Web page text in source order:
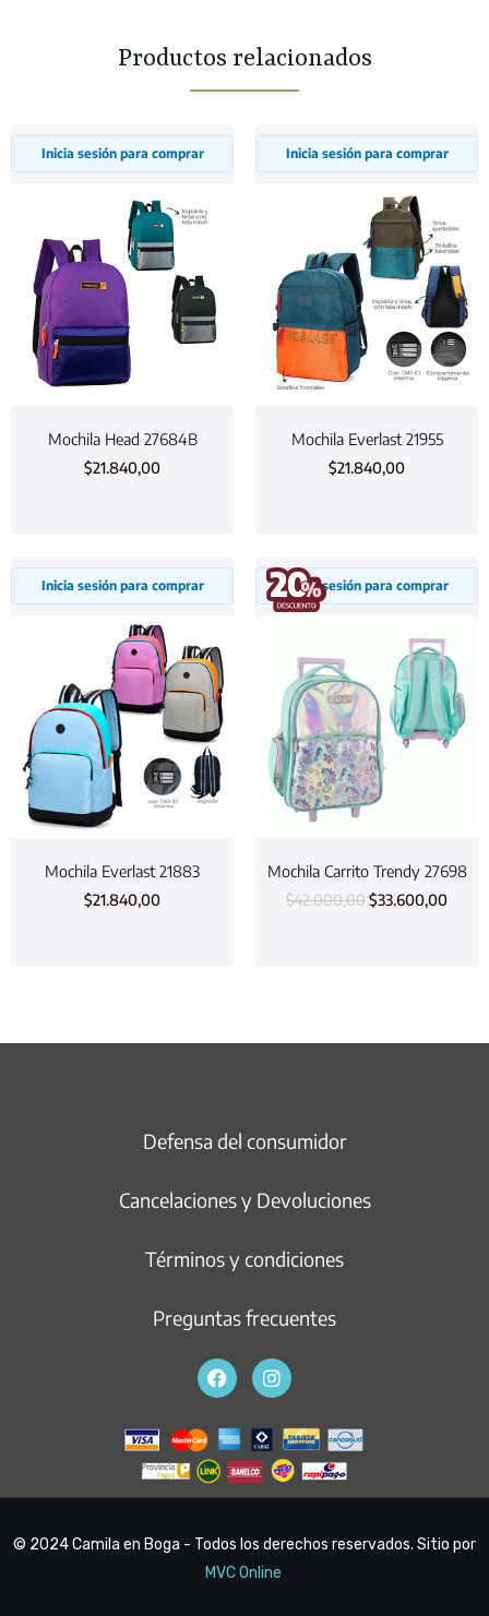
Productos relacionados
Inicia sesión para comprar
Mochila Head 27684B
$21.840,00
Inicia sesión para comprar
Mochila Everlast 21955
$21.840,00
Inicia sesión para comprar
Mochila Everlast 21883
$21.840,00
Inicia sesión para comprar
Mochila Carrito Trendy 27698
$42.000,00$33.600,00
Defensa del consumidor
Cancelaciones y Devoluciones
Términos y condiciones
Preguntas frecuentes
© 2024 Camila en Boga - Todos los derechos reservados. Sitio por
MVC Online